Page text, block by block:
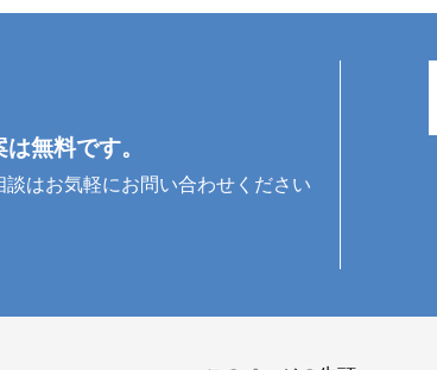
無料です。
はお気軽にお問い合わせください